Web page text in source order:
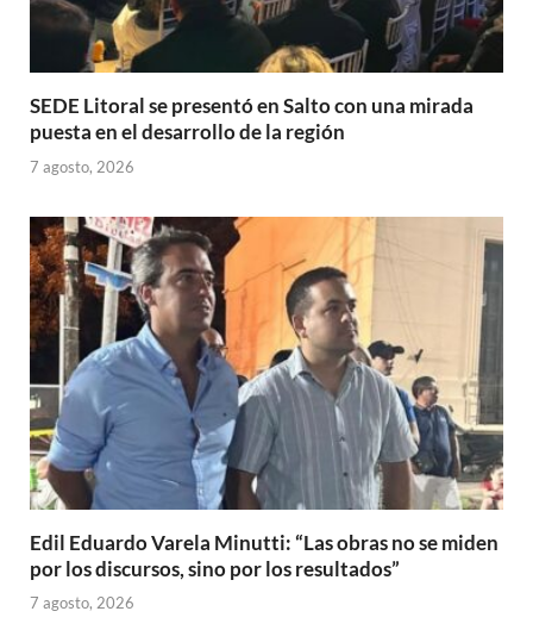
SEDE Litoral se presentó en Salto con una mirada
puesta en el desarrollo de la región
7 agosto, 2026
Edil Eduardo Varela Minutti: “Las obras no se miden
por los discursos, sino por los resultados”
7 agosto, 2026